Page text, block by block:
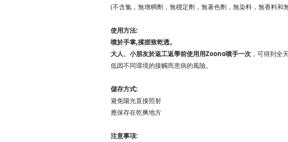
(不含氯，無增稠劑，無穩定劑，無著色劑，無染料，無香料和
使用方法:
噴於手掌,揉搓致乾透。
大人、小朋友於返工返學前使用用Zoono噴手一次 ，可得到全
低因不同環境的接觸而患病的風險。
儲存方式:
避免陽光直接照射
應保存在乾爽地方
注意事項: